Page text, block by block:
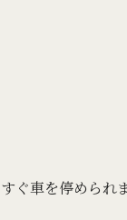
ぐ車を停められ